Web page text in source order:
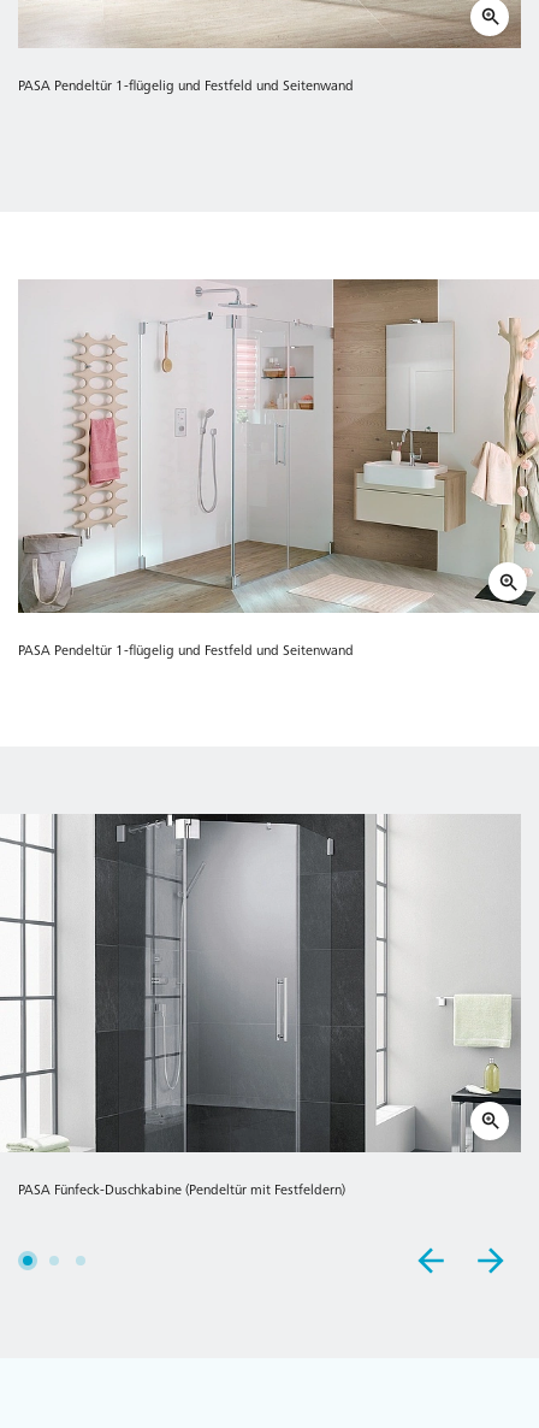
PASA Pendeltür 1-flügelig und Festfeld und Seitenwand
PASA Pendeltür 1-flügelig und Festfeld und Seitenwand
PASA Fünfeck-Duschkabine (Pendeltür mit Festfeldern)